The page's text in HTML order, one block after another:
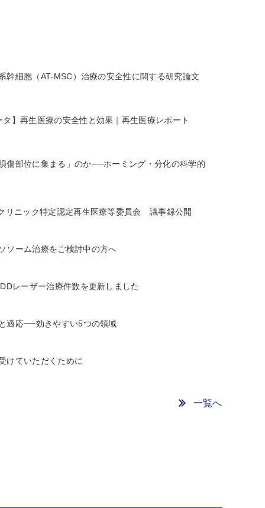
幹細胞（AT-MSC）治療の安全性に関する研究論文
】再生医療の安全性と効果｜再生医療レポート
傷部位に集まる」のか──ホーミング・分化の科学的
リニック特定認定再生医療等委員会 議事録公開
ソーム治療をご検討中の方へ
レーザー治療件数を更新しました
適応──効きやすい5つの領域
けていただくために
一覧へ